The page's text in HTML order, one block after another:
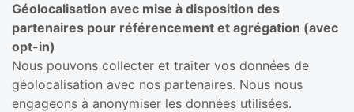
Géolocalisation avec mise à disposition des
partenaires pour référencement et agrégation (avec
opt-in)
Nous pouvons collecter et traiter vos données de
géolocalisation avec nos partenaires. Nous nous
engageons à anonymiser les données utilisées.